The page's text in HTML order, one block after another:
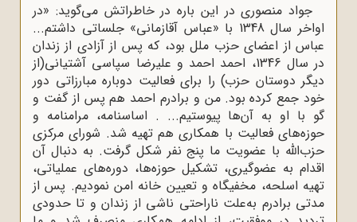
جواد منصوری در این باره در خاطراتش می‌گوید: «در
اواخر سال 1348 با «عباس آقازمانی» جلساتی داشتم...
عباس از اعضای حزب ملل بود، که پس از آزادی از زندان
در سال 1346، احمد احمد و علیرضا سپاسی آشتیانی(از
دیگر دوستان حزب) را برای فعالیت دوباره مبارزاتی دور
خود جمع کرده بود. من و برادرم احمد هم پس از گفت و
گو با او به آن‌ها پیوستیم... . اساسنامه، مرامنامه و
حوزه‌های فعالیت با همکاری هم تهیه شد. شورای مرکزی
حزب‌الله با عضویت ما پنج نفر شکل گرفت. به دنبال آن
اقدام به عضوگیری، تشکیل حوزه‌ها، دوره‌های عملیاتی،
تهیه اسلحه، مخفیگاه و تعیین خانه امن نمودیم. پس از
مدتی برادرم به‌علت ناراحتی ناشی از زندان و تا حدودی